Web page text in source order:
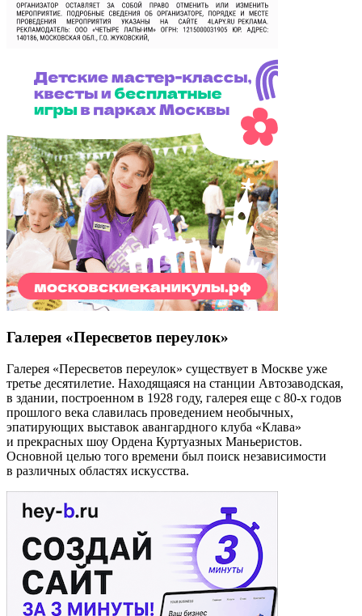
Галерея «Пересветов переулок»
Галерея «Пересветов переулок» существует в Москве уже
третье десятилетие. Находящаяся на станции Автозаводская,
в здании, построенном в 1928 году, галерея еще с 80-х годов
прошлого века славилась проведением необычных,
эпатирующих выставок авангардного клуба «Клава»
и прекрасных шоу Ордена Куртуазных Маньеристов.
Основной целью того времени был поиск независимости
в различных областях искусства.